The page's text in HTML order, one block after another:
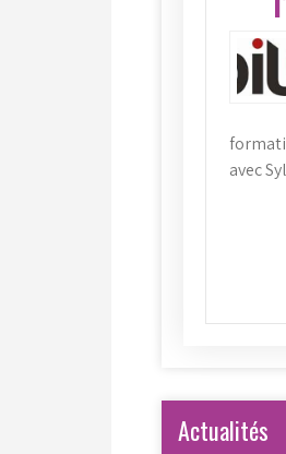
avec
Actualités